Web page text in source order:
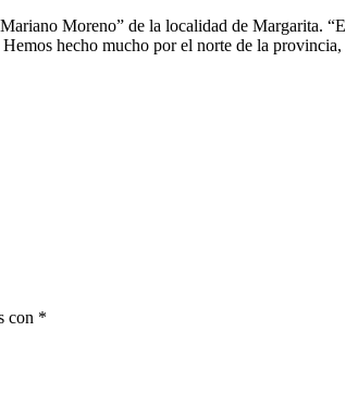
Moreno” de la localidad de Margarita.
hecho mucho por el norte de la
con *